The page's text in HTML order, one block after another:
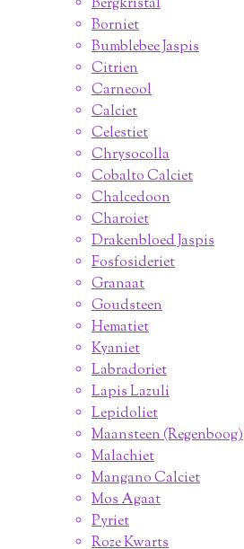
Bergkristal
Borniet
Bumblebee Jaspis
Citrien
Carneool
Calciet
Celestiet
Chrysocolla
Cobalto Calciet
Chalcedoon
Charoiet
Drakenbloed Jaspis
Fosfosideriet
Granaat
Goudsteen
Hematiet
Kyaniet
Labradoriet
Lapis Lazuli
Lepidoliet
Maansteen (Regenboog)
Malachiet
Mangano Calciet
Mos Agaat
Pyriet
Roze Kwarts